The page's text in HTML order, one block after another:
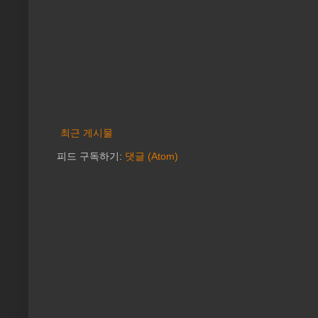
최근 게시물
피드 구독하기: 댓글 (Atom)